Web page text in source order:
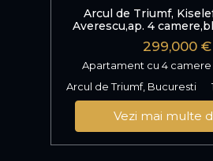
Arcul de Triumf,
Averescu,ap. 4
299,000 €
Apartament cu 4 camere
Arcul de Triumf, Bucuresti
Vezi mai multe